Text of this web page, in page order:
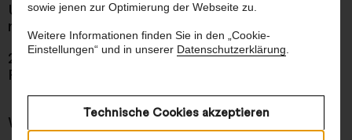
sowie jenen zur Optimierung der Webseite zu.
Weitere Informationen finden Sie in den „Cookie-
Einstellungen“ und in unserer Datenschutzerklärung
Technische Cookies akzeptieren
Uraufführung
nach dem Roman von Mareike Fallwickl
2 Std. 10 Min., keine Pause
Premiere 10.9.2023
Worum es geht